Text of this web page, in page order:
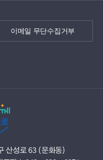
이메일 무단수집거부
산성로 63 (문화동)